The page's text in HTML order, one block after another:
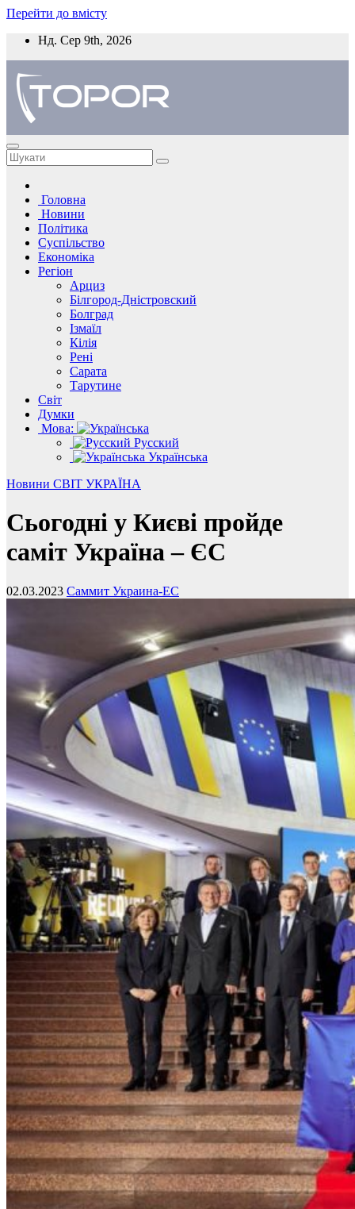
Перейти до вмісту
Нд. Сер 9th, 2026
Головна
Новини
Політика
Суспільство
Економіка
Регіон
Арциз
Білгород-Дністровский
Болград
Ізмаїл
Кілія
Рені
Сарата
Тарутине
Світ
Думки
Мова:
Русский
Українська
Новини СВІТ УКРАЇНА
Сьогодні у Києві пройде
саміт Україна – ЄС
02.03.2023 Саммит Украина-ЕС